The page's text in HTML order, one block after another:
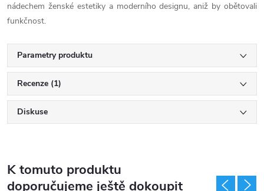
nádechem ženské estetiky a moderního designu, aniž by obětovali
funkčnost.
Parametry produktu
Recenze (1)
Diskuse
K tomuto produktu
doporučujeme ještě dokoupit